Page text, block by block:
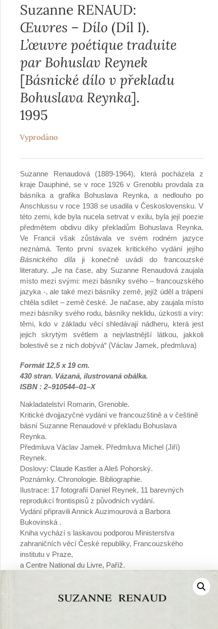
Suzanne RENAUD:
Œuvres – Dílo (Díl I).
L’œuvre poétique traduite
par Bohuslav Reynek
[Básnické dílo v překladu
Bohuslava Reynka].
1995
Vyprodáno
Suzanne Renaudová (1889-1964), která pocházela z
kraje Dauphiné, se v roce 1926 v Grenoblu provdala za
básníka a grafika Bohuslava Reynka, a nedlouho po
Anschlussu v roce 1938 se usadila v Československu. V
této zemi, kde byla nucela setrvat v exilu, byla její poezie
předmětem obdivu díky překladům Bohuslava Reynka.
Ve Francii však zůstávala ve svém rodném jazyce
neznámá. Tento první svazek kritického vydání jejího
Básnického dílaji konečně uvádí do francouzské
literatury. „Je na čase, aby Suzanne Renaudová zaujala
místo mezi svými: mezi básníky svého – francouzského
jazyka -, ale také mezi básníky země, jejíž úděl a trápení
chtěla sdílet – země české. Je načase, aby zaujala místo
mezi básníky svého rodu, básníky neklidu, úzkosti a víry:
těmi, kdo v základu věcí shledávají nádheru, která jest
jejich skrytým světlem a nejvlastnější látkou, jakkoli
bolestivě se z nich dobývá“ (Václav Jamek, předmluva)
Formát 12,5 x 19 cm.
430 stran. Vázaná, ilustrovaná obálka.
ISBN : 2–910544–01–X
Nakladatelství Romarin, Grenoble.
Kritické dvojjazyčné vydání ve francouzštině a v češtině
básní Suzanne Renaudové v překladu Bohuslava
Reynka.
Předmluva Václav Jamek. Předmluva Michel (Jiří)
Reynek.
Doslovy: Claude Kastler a Aleš Pohorský.
Poznámky. Chronologie. Bibliographie.
Ilustrace: 17 fotografií Daniel Reynek, 11 barevných
reprodukcí frontispisů z původních vydání.
Vydání připravili Annick Auzimourová a Barbora
Bukovinská .
Kniha vychází s laskavou podporou Ministerstva
zahraničních věcí České republiky, Francouzského
institutu v Praze,
a Centre National du Livre, Paříž.